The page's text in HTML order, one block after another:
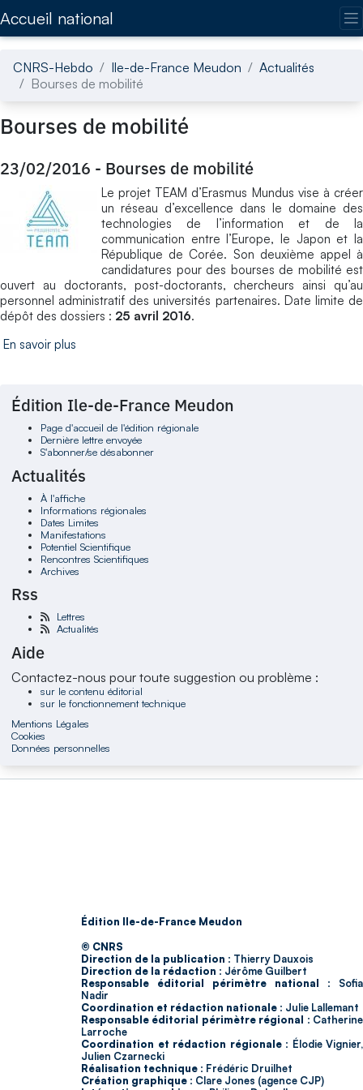
Accueil national
CNRS-Hebdo Ile-de-France Meudon
Actualités
Bourses de mobilité
Bourses de mobilité
23/02/2016 - Bourses de mobilité
Le projet TEAM d’Erasmus Mundus vise à créer
un réseau d’excellence dans le domaine des
technologies de l’information et de la
communication entre l’Europe, le Japon et la
République de Corée. Son deuxième appel à
candidatures pour des bourses de mobilité est
ouvert au doctorants, post-doctorants, chercheurs ainsi qu’au
personnel administratif des universités partenaires. Date limite de
dépôt des dossiers : 25 avril 2016.
En savoir plus
Édition Ile-de-France Meudon
Page d'accueil de l'édition régionale
Dernière lettre envoyée
S'abonner/se désabonner
Actualités
À l'affiche
Informations régionales
Dates Limites
Manifestations
Potentiel Scientifique
Rencontres Scientifiques
Archives
Rss
Lettres
Actualités
Aide
Contactez-nous pour toute suggestion ou problème :
sur le contenu éditorial
sur le fonctionnement technique
Mentions Légales
Cookies
Données personnelles
Édition Ile-de-France Meudon
© CNRS
Direction de la publication : Thierry Dauxois
Direction de la rédaction : Jérôme Guilbert
Responsable éditorial périmètre national : Sofia
Nadir
Coordination et rédaction nationale : Julie Lallemant
Responsable éditorial périmètre régional : Catherine
Larroche
Coordination et rédaction régionale : Élodie Vignier,
Julien Czarnecki
Réalisation technique : Frédéric Druilhet
Création graphique : Clare Jones (agence CJP)